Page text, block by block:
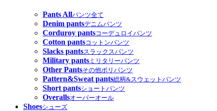
Pants Allパンツ全て
Denim pantsデニムパンツ
Corduroy pantsコーデュロイパンツ
Cotton pantsコットンパンツ
Slacks pantsスラックスパンツ
Military pants ミリタリーパンツ
Other Pantsその他ポリパンツ
Pattern&Sweat pants総柄&スウェットパンツ
Short pantsショートパンツ
Overallsオーバーオール
Shoesシューズ